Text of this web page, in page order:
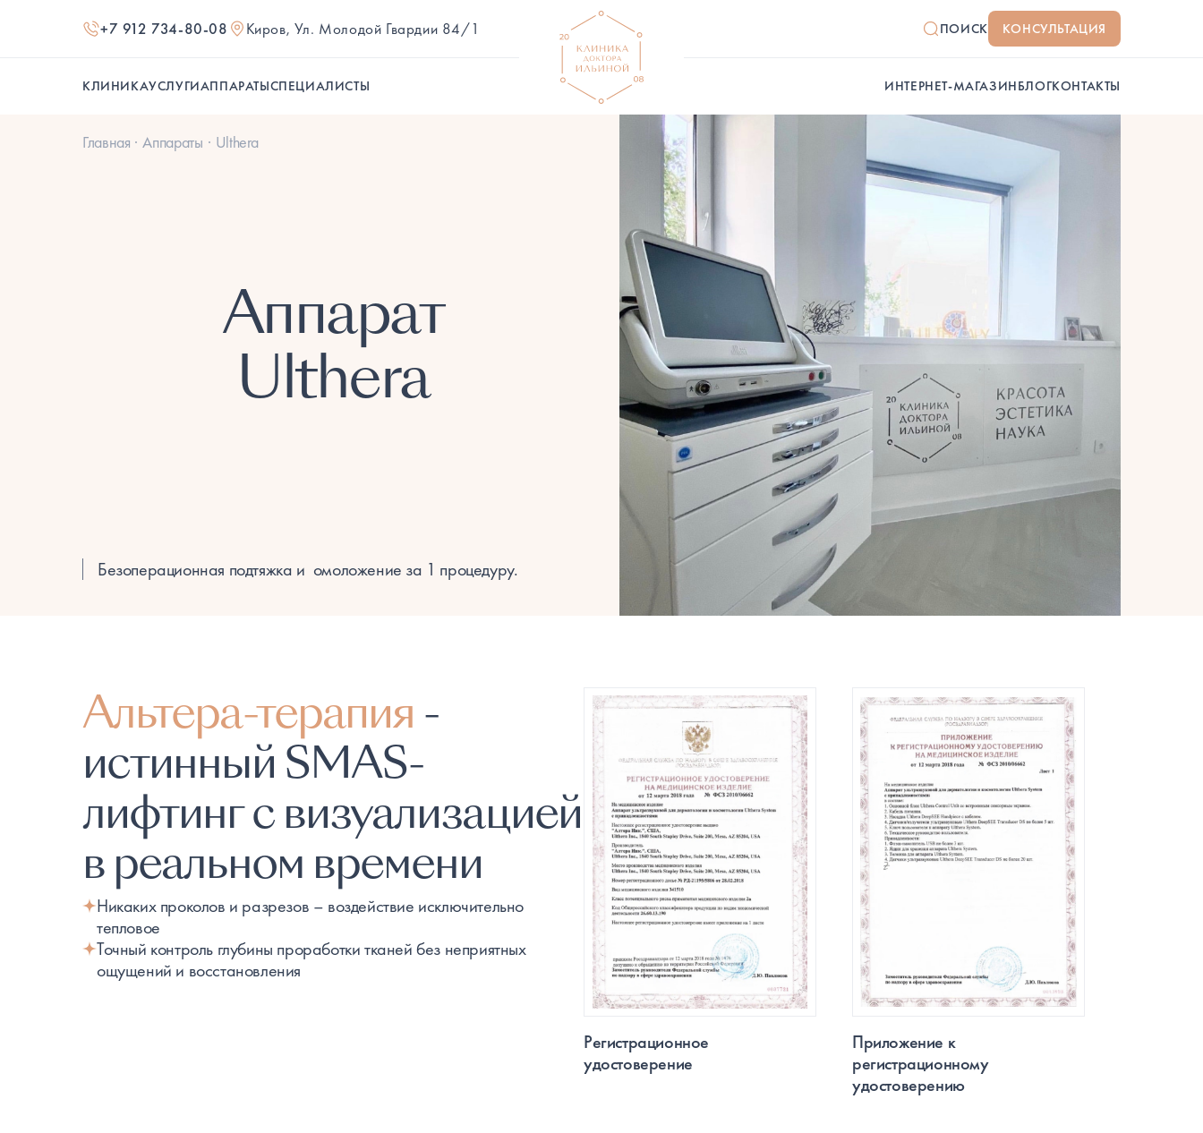
+7 912 734-80-08 Киров, Ул. Молодой Гвардии 84/1
КЛИНИКАУСЛУГИАППАРАТЫСПЕЦИАЛИСТЫ
ПОИСК КОНСУЛЬТАЦИЯ
ИНТЕРНЕТ-МАГАЗИНБЛОГКОНТАКТЫ
Главная Аппараты Ulthera
Аппарат
Ulthera
Безоперационная подтяжка и омоложение за 1 процедуру.
Альтера-терапия -
истинный SMAS-
лифтинг с визуализацией
в реальном времени
Никаких проколов и разрезов – воздействие исключительно
тепловое
Точный контроль глубины проработки тканей без неприятных
ощущений и восстановления
Регистрационное
удостоверение
Приложение к
регистрационному
удостоверению